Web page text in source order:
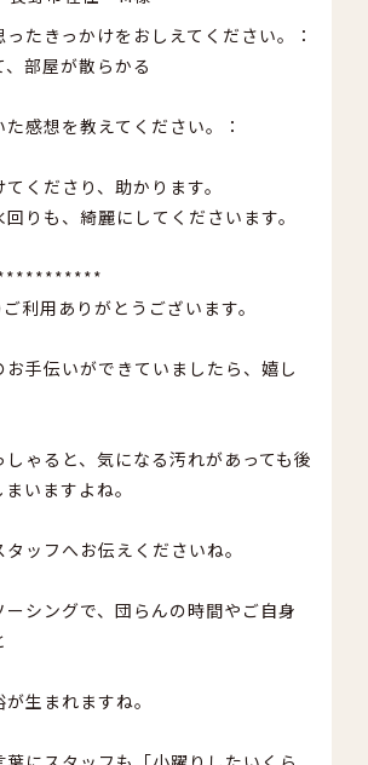
たきっかけをおしえてください。：
部屋が散らかる
感想を教えてください。：
くださり、助かります。
りも、綺麗にしてくださいます。
利用ありがとうございます。
お手伝いができていましたら、嬉し
しゃると、気になる汚れがあっても後
いますよね。
ッフへお伝えくださいね。
ーシングで、団らんの時間やご自身
生まれますね。